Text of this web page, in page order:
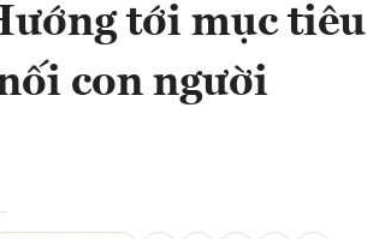
tới mục tiêu
con người